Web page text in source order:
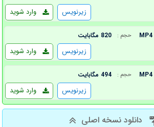
وارد شوید زیرنویس
MP4 حجم : 820 مگابایت
وارد شوید زیرنویس
MP4 حجم : 494 مگابایت
وارد شوید زیرنویس
دانلود نسخه اصلی